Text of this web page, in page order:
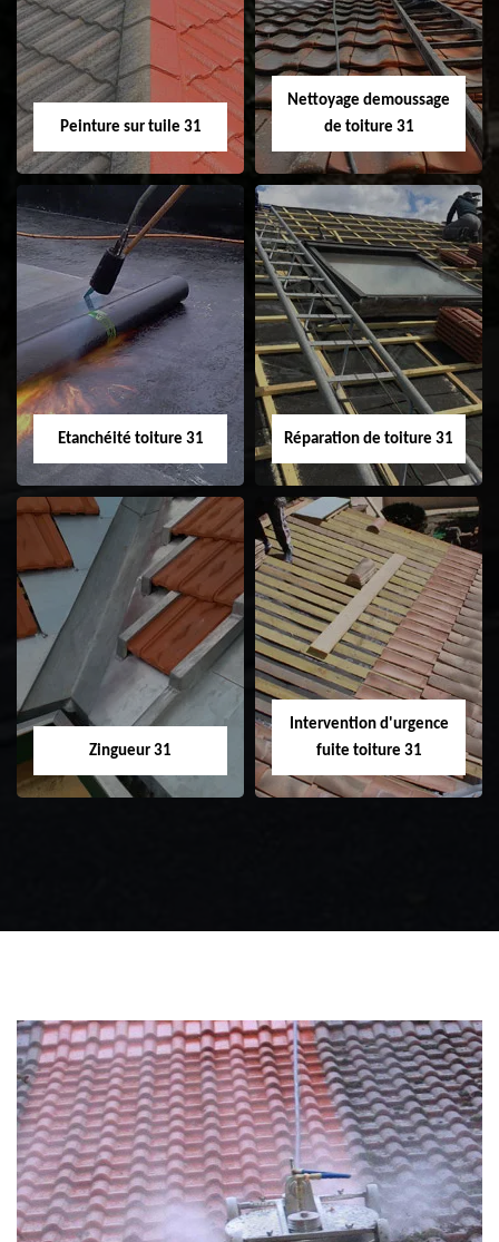
ravalement de
façade 31
Peinture sur tuile 31
Peinture sur tuile
31
Nettoyage demoussage
de toiture 31
Nettoyage
demoussage de
toiture 31
Etanchéité toiture 31
Etanchéité toiture
31
Réparation de toiture 31
Réparation de
toiture 31
Zingueur 31
Intervention d'urgence
fuite toiture 31